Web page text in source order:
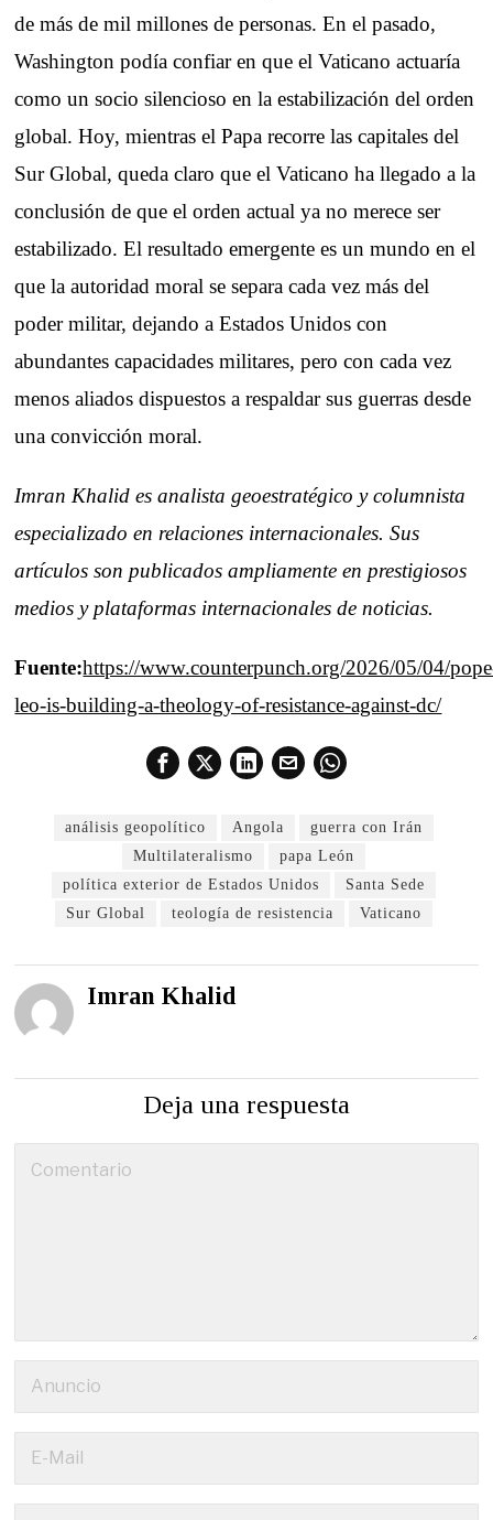
de más de mil millones de personas. En el pasado,
Washington podía confiar en que el Vaticano actuaría
como un socio silencioso en la estabilización del orden
global. Hoy, mientras el Papa recorre las capitales del
Sur Global, queda claro que el Vaticano ha llegado a la
conclusión de que el orden actual ya no merece ser
estabilizado. El resultado emergente es un mundo en el
que la autoridad moral se separa cada vez más del
poder militar, dejando a Estados Unidos con
abundantes capacidades militares, pero con cada vez
menos aliados dispuestos a respaldar sus guerras desde
una convicción moral.
Imran Khalid es analista geoestratégico y columnista
especializado en relaciones internacionales. Sus
artículos son publicados ampliamente en prestigiosos
medios y plataformas internacionales de noticias.
Fuente:https://www.counterpunch.org/2026/05/04/
leo-is-building-a-theology-of-resistance-against-dc/
análisis geopolítico Angola
guerra con Irán
Multilateralismo
papa León
política exterior de Estados Unidos
Santa Sede
Sur Global
teología de resistencia Vaticano
Imran Khalid
Deja una respuesta